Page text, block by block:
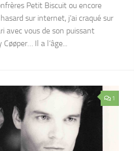
Petit Biscuit ou encore
sur internet, j’ai craqué sur
avec vous de son puissant
Il a l’âge...
1